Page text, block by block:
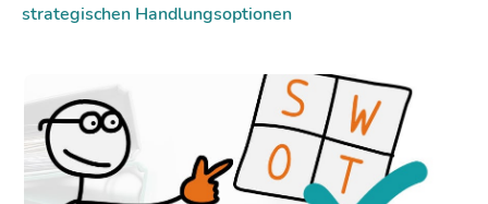
strategischen Handlungsoptionen